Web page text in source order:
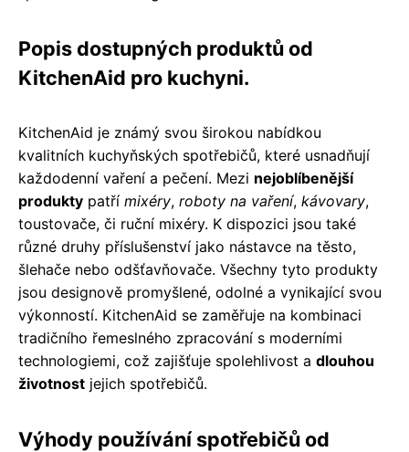
Popis dostupných produktů od
KitchenAid pro kuchyni.
KitchenAid je známý svou širokou nabídkou
kvalitních kuchyňských spotřebičů, které usnadňují
každodenní vaření a pečení. Mezi nejoblíbenější
produkty patří mixéry, roboty na vaření, kávovary,
toustovače, či ruční mixéry. K dispozici jsou také
různé druhy příslušenství jako nástavce na těsto,
šlehače nebo odšťavňovače. Všechny tyto produkty
jsou designově promyšlené, odolné a vynikající svou
výkonností. KitchenAid se zaměřuje na kombinaci
tradičního řemeslného zpracování s moderními
technologiemi, což zajišťuje spolehlivost a dlouhou
životnost jejich spotřebičů.
Výhody používání spotřebičů od